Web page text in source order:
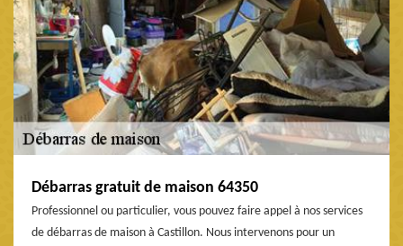
Débarras gratuit de maison 64350
Professionnel ou particulier, vous pouvez faire appel à nos services
de débarras de maison à Castillon. Nous intervenons pour un